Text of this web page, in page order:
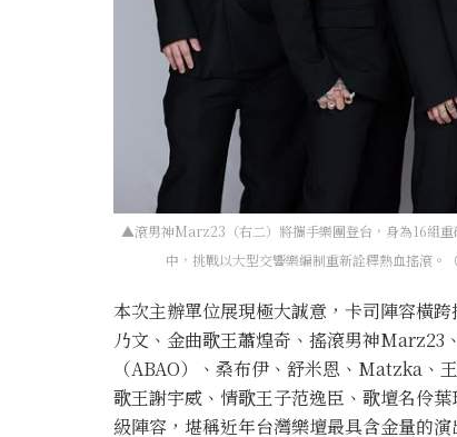
▲滾男神Marz23（右二）將攜手樂團登台，身為16組
中，挑戰以大型交響樂編制重新詮釋熱血搖滾
本次主辦單位展現極大誠意，卡司陣容橫
乃文、金曲歌王蕭煌奇、搖滾男神Marz23
（ABAO）、桑布伊、舒米恩、Matzka、
歌王謝宇威、情歌王子范逸臣、歌壇名伶
級陣容，堪稱近年台灣樂壇最具含金量的演